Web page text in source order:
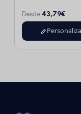
Desde43,79€